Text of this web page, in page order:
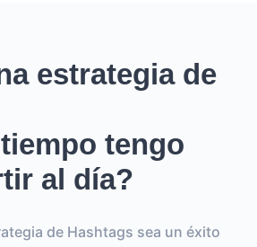
estrategia de
tengo
al día?
de Hashtags sea un éxito